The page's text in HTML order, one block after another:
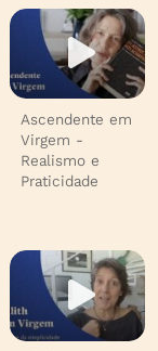
Ascendente em
Virgem -
Realismo e
Praticidade